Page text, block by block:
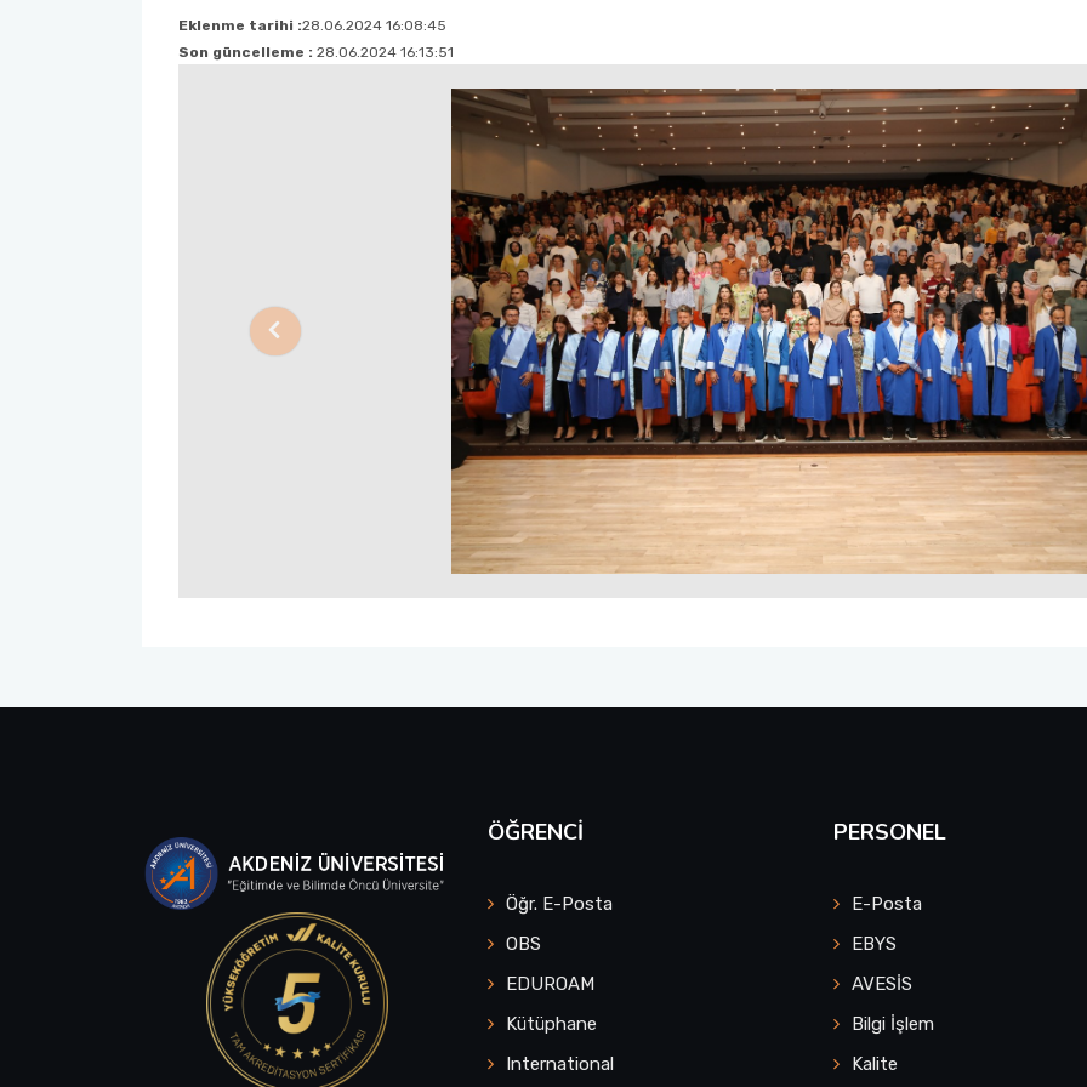
Eklenme tarihi :28.06.2024 16:08:45
Son güncelleme : 28.06.2024 16:13:51
Previous
ÖĞRENCI
Öğr. E-Posta
OBS
EDUROAM
Kütüphane
International
PERSONEL
E-Posta
EBYS
AVESİS
Bilgi İşlem
Kalite